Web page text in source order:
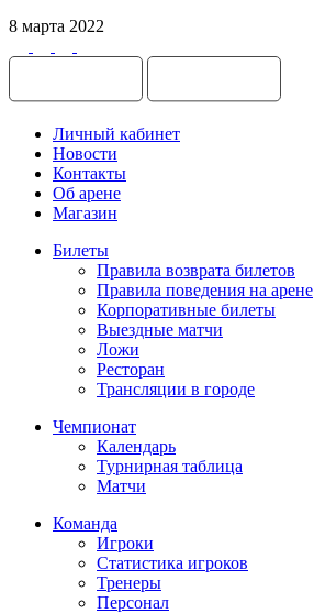
8 марта 2022
Личный кабинет
Новости
Контакты
Об арене
Магазин
Билеты
Правила возврата билетов
Правила поведения на арене
Корпоративные билеты
Выездные матчи
Ложи
Ресторан
Трансляции в городе
Чемпионат
Календарь
Турнирная таблица
Матчи
Команда
Игроки
Статистика игроков
Тренеры
Персонал